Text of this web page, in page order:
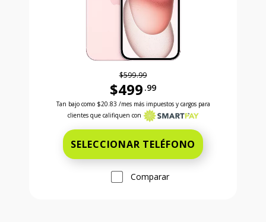
$599.99
$499 .99
Antes el precio era 599 dollars and 99 cents
Tan bajo como $20.83 /mes más impuestos y cargos para
clientes que califiquen con
SELECCIONAR TELÉFONO
Comparar